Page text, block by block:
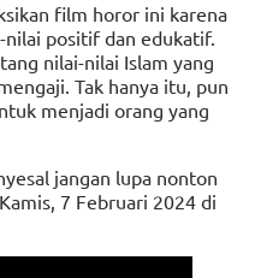
film horor ini karena
positif dan edukatif.
nilai-nilai Islam yang
Tak hanya itu, pun
menjadi orang yang
jangan lupa nonton
7 Februari 2024 di